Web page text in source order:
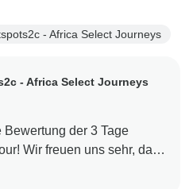
- Africa Select Journeys
- Africa Select Journeys
der 3 Tage
Wir freuen uns sehr, dass
mit unvergesslichen